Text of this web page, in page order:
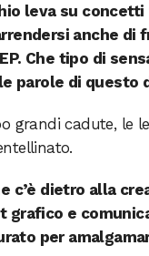
leva su
anche
Che tipo di
parole di questo
grandi cadute, le
c’è dietro alla
grafico e
per